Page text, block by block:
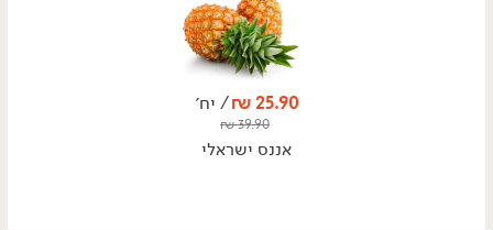
25.90
₪/ יח׳
39.90
₪
אננס ישראלי